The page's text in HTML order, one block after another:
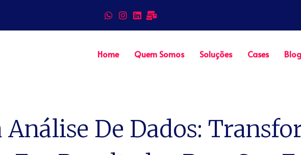
Home Quem Somos Soluções Cases Blog
Análise De Dados: